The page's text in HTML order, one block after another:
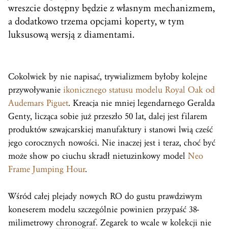
wreszcie dostępny będzie z własnym mechanizmem,
a dodatkowo trzema opcjami koperty, w tym
luksusową wersją z diamentami.
Cokolwiek by nie napisać, trywializmem byłoby kolejne
przywoływanie ikonicznego statusu modelu Royal Oak od
Audemars Piguet. Kreacja nie mniej legendarnego Geralda
Genty, licząca sobie już przeszło 50 lat, dalej jest filarem
produktów szwajcarskiej manufaktury i stanowi lwią cześć
jego corocznych nowości. Nie inaczej jest i teraz, choć być
może show po ciuchu skradł nietuzinkowy model Neo
Frame Jumping Hour.
Wśród całej plejady nowych RO do gustu prawdziwym
koneserem modelu szczególnie powinien przypaść 38-
milimetrowy chronograf. Zegarek to wcale w kolekcji nie